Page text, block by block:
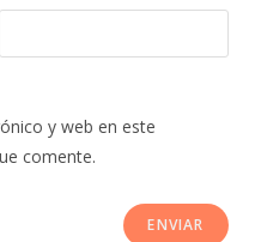
y web en este
comente.